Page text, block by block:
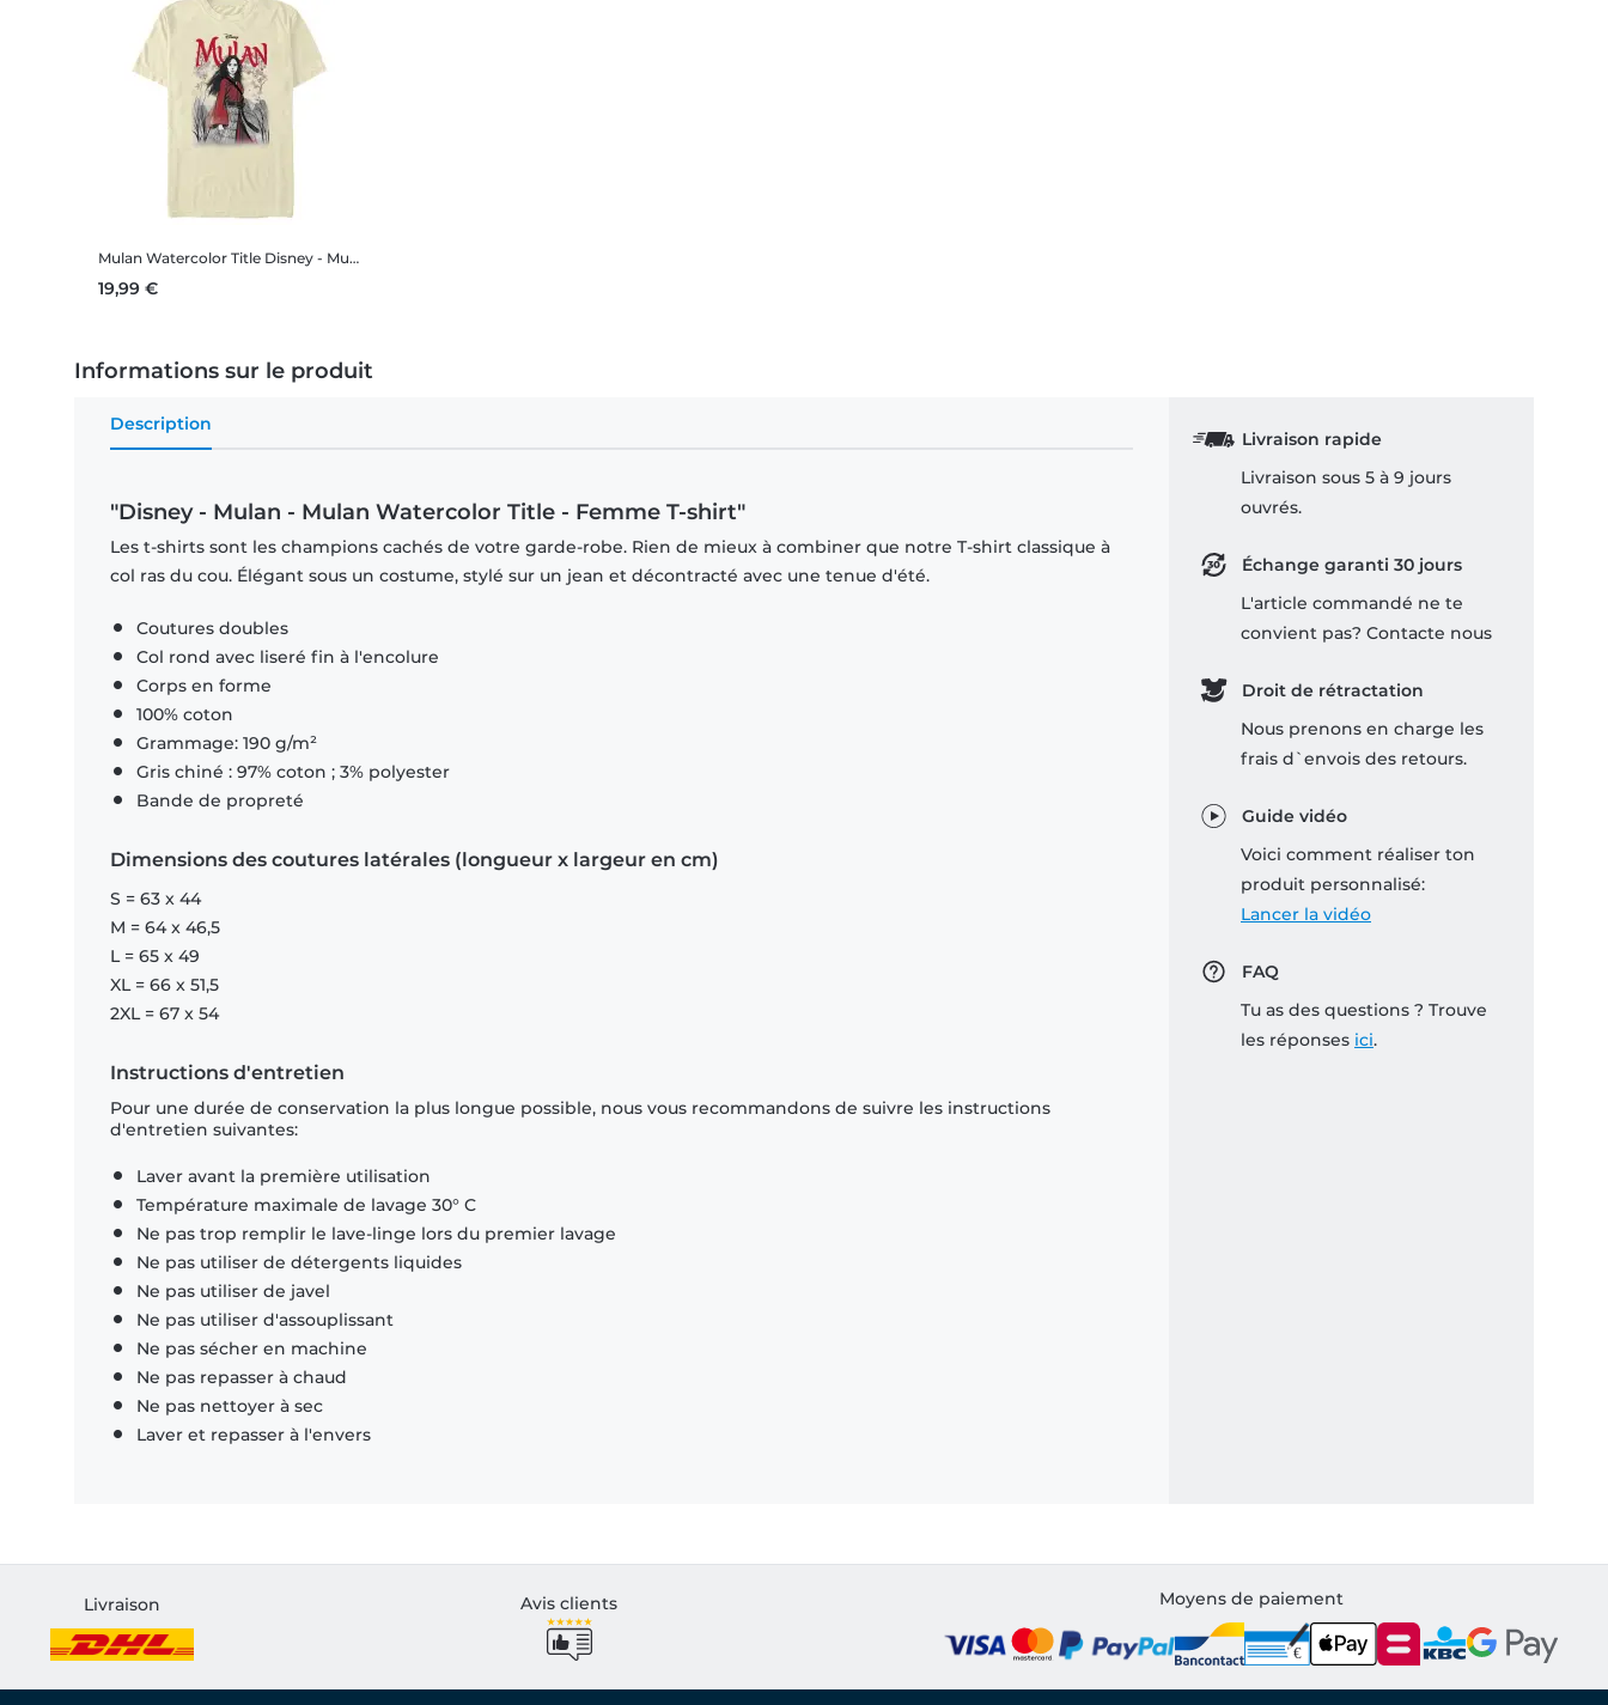
Mulan Watercolor Title Disney - Mulan - Mulan Watercolor Title - Homme T-shirt
19,99 €
Informations sur le produit
Description
"Disney - Mulan - Mulan Watercolor Title - Femme T-shirt"
Les t-shirts sont les champions cachés de votre garde-robe. Rien de mieux à combiner que notre T-shirt classique à
col ras du cou. Élégant sous un costume, stylé sur un jean et décontracté avec une tenue d'été.
Coutures doubles
Col rond avec liseré fin à l'encolure
Corps en forme
100% coton
Grammage: 190 g/m²
Gris chiné : 97% coton ; 3% polyester
Bande de propreté
Dimensions des coutures latérales (longueur x largeur en cm)
S = 63 x 44
M = 64 x 46,5
L = 65 x 49
XL = 66 x 51,5
2XL = 67 x 54
Instructions d'entretien
Pour une durée de conservation la plus longue possible, nous vous recommandons de suivre les instructions
d'entretien suivantes:
Laver avant la première utilisation
Température maximale de lavage 30° C
Ne pas trop remplir le lave-linge lors du premier lavage
Ne pas utiliser de détergents liquides
Ne pas utiliser de javel
Ne pas utiliser d'assouplissant
Ne pas sécher en machine
Ne pas repasser à chaud
Ne pas nettoyer à sec
Laver et repasser à l'envers
Livraison rapide
Livraison sous 5 à 9 jours
ouvrés.
Échange garanti 30 jours
L'article commandé ne te
convient pas? Contacte nous
Droit de rétractation
Nous prenons en charge les
frais d`envois des retours.
Guide vidéo
Voici comment réaliser ton
produit personnalisé:
Lancer la vidéo
FAQ
Tu as des questions ? Trouve
les réponses ici.
Livraison Avis clients Moyens de paiement